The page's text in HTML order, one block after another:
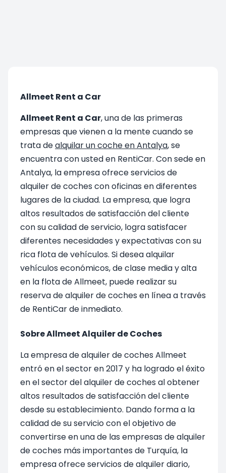
Allmeet Rent a Car
Allmeet Rent a Car, una de las primeras
empresas que vienen a la mente cuando se
trata dealquilar un coche en Antalya, se
encuentra con usted en RentiCar. Con sede en
Antalya, la empresa ofrece servicios de
alquiler de coches con oficinas en diferentes
lugares de la ciudad. La empresa, que logra
altos resultados de satisfacción del cliente
con su calidad de servicio, logra satisfacer
diferentes necesidades y expectativas con su
rica flota de vehículos. Si desea alquilar
vehículos económicos, de clase media y alta
en la flota de Allmeet, puede realizar su
reserva de alquiler de coches en línea a través
de RentiCar de inmediato.
Sobre Allmeet Alquiler de Coches
La empresa de alquiler de coches Allmeet
entró en el sector en 2017 y ha logrado el éxito
en el sector del alquiler de coches al obtener
altos resultados de satisfacción del cliente
desde su establecimiento. Dando forma a la
calidad de su servicio con el objetivo de
convertirse en una de las empresas de alquiler
de coches más importantes de Turquía, la
empresa ofrece servicios de alquiler diario,